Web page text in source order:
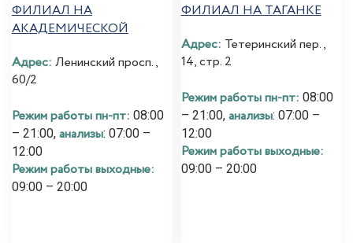
ФИЛИАЛ НА
АКАДЕМИЧЕСКОЙ
Адрес: Ленинский просп.,
60/2
Режим работы пн-пт: 08:00
– 21:00, анализы: 07:00 –
12:00
Режим работы выходные:
09:00 – 20:00
ФИЛИАЛ НА ТАГАНКЕ
Адрес: Тетеринский пер.,
14, стр. 2
Режим работы пн-пт: 08:00
– 21:00, анализы: 07:00 –
12:00
Режим работы выходные:
09:00 – 20:00